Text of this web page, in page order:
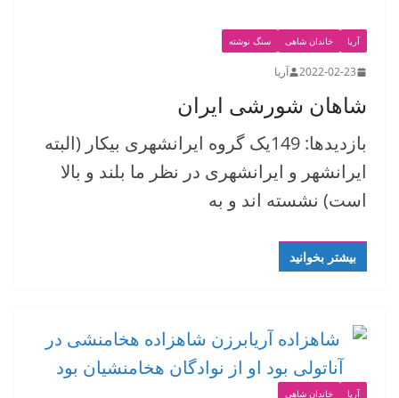
آریا خاندان شاهی سنگ نوشته
2022-02-23 آریا
شاهان شورشی ایران
بازدیدها: 149یک گروه ایرانشهری بیکار (البته
ایرانشهر و ایرانشهری در نظر ما بلند و بالا
است) نشسته اند و به
بیشتر بخوانید
آریا خاندان شاهی